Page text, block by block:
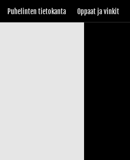
Puhelinten tietokanta Oppaat ja vinkit